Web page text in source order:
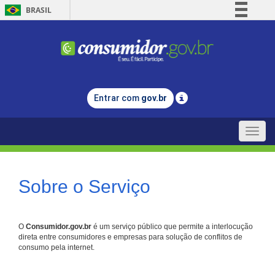
BRASIL
Comunica BR
Legislação
Entrar com gov.br
Toggle
Sobre o Serviço
O Consumidor.gov.br é um serviço público que permite a interlocução
direta entre consumidores e empresas para solução de conflitos de
consumo pela internet.